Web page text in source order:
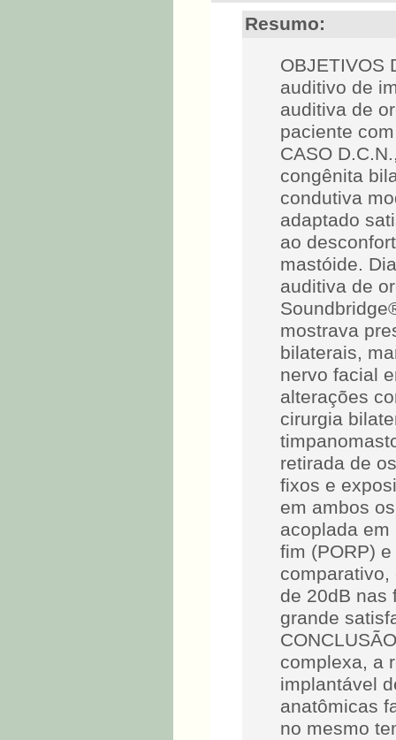
Resumo:
OBJETIVOS
auditivo de
auditiva de
paciente
CASO
congênita
condutiva
adaptado
ao
mastóide.
auditiva de
mostrava
bilaterais,
nervo facial
alterações
cirurgia
retirada de
fixos e
em ambos
acoplada
fim (PORP)
de 20dB nas
grande
complexa, a
implantável
anatômicas
no mesmo